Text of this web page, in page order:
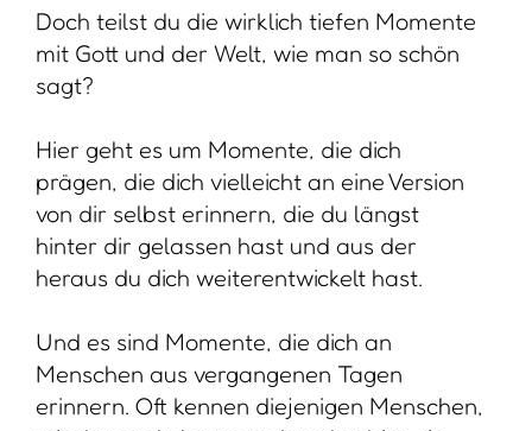
gar nicht.
Es sind also Erinnerungen, die dir
und die dir zeigen, wer du bist.
Diese Dinge verdienen einen besonderen
Platz – aber nicht unbedingt einen
öffentlichen.
Hat die Wegwerfschachtel eine
befreiende Wirkung?